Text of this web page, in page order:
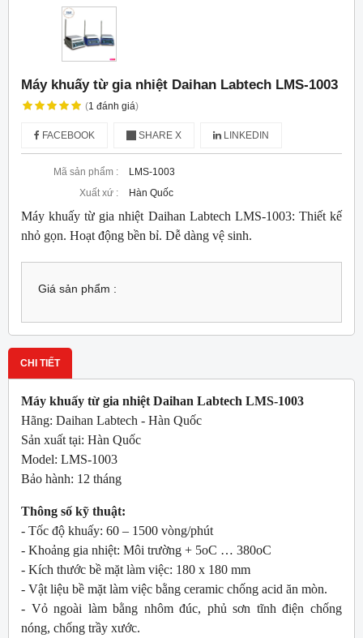
Máy khuấy từ gia nhiệt Daihan Labtech LMS-1003
(1 đánh giá)
FACEBOOK SHARE X LINKEDIN
Mã sản phẩm :
LMS-1003
Xuất xứ :
Hàn Quốc
Máy khuấy từ gia nhiệt Daihan Labtech LMS-1003: Thiết kế
nhỏ gọn. Hoạt động bền bỉ. Dễ dàng vệ sinh.
Giá sản phẩm :
CHI TIẾT
Máy khuấy từ gia nhiệt Daihan Labtech LMS-1003
Hãng: Daihan Labtech - Hàn Quốc
Sản xuất tại: Hàn Quốc
Model: LMS-1003
Bảo hành: 12 tháng
Thông số kỹ thuật:
- Tốc độ khuấy: 60 – 1500 vòng/phút
- Khoảng gia nhiệt: Môi trường + 5oC … 380oC
- Kích thước bề mặt làm việc: 180 x 180 mm
- Vật liệu bề mặt làm việc bằng ceramic chống acid ăn mòn.
- Vỏ ngoài làm bằng nhôm đúc, phủ sơn tĩnh điện chống
nóng, chống trầy xước.